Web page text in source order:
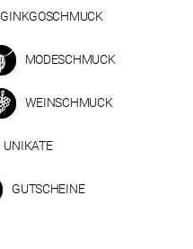
GINKGOSCHMUCK
MODESCHMUCK
WEINSCHMUCK
UNIKATE
GUTSCHEINE